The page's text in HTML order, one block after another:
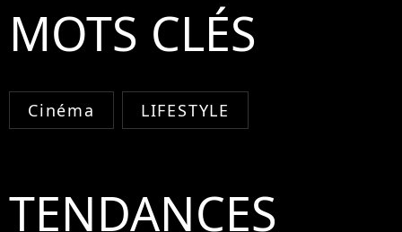
MOTS CLÉS
Cinéma LIFESTYLE
TENDANCES